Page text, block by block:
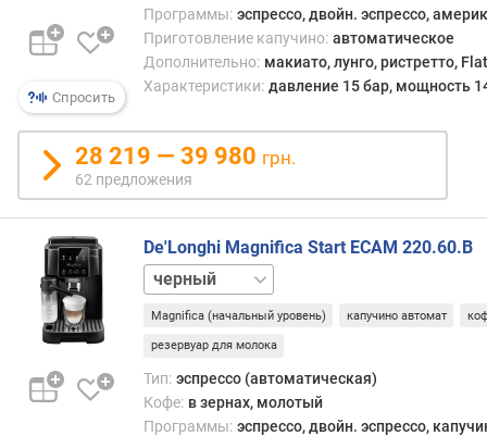
с
Да
и
стоят
с
т
к
е
о
л
к
и
(
г
)
р
Спросить
Программы: эспрессо, двойн. эспрессо,
Приготовление капучино: автоматическое
Дополнительно: макиато, лунго, ристретто,
Характеристики: давление 15 бар, мощность
28 219 — 39 980 грн.
62 предложения
De'Longhi Magnifica Start ECAM 220.60.B
белый
Magnifica (начальный уровень) капучино автомат
резервуар для молока
Тип: эспрессо (автоматическая)
Кофе: в зернах, молотый
Программы: эспрессо, двойн. эспрессо,